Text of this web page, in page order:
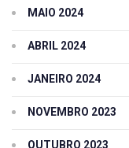
MAIO 2024
ABRIL 2024
JANEIRO 2024
NOVEMBRO 2023
OUTUBRO 2023